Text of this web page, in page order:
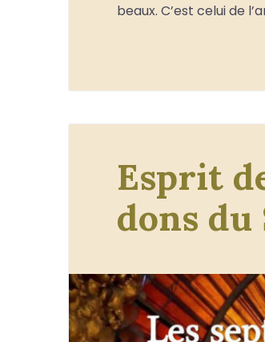
beaux. C’est celui de
Esprit
dons